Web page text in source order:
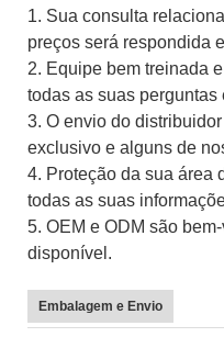
1. Sua consulta
preços será respondida
2. Equipe bem treinada
todas as suas perguntas
3. O envio do
exclusivo e alguns de
4. Proteção da sua área
todas as suas
5. OEM e ODM são
disponível.
Embalagem e Envio